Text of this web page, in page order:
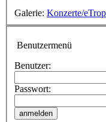
Galerie: Konzerte/
Benutzermenü
Benutzer:
Passwort: